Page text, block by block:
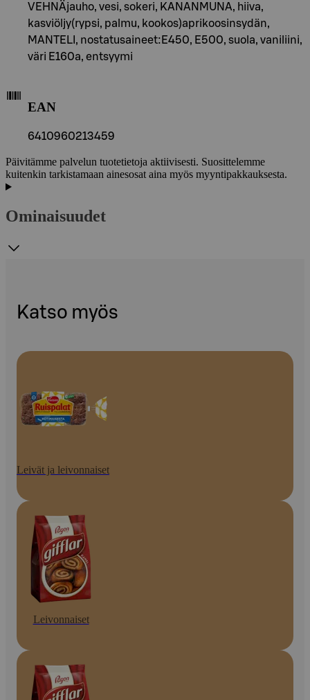
VEHNÄjauho, vesi, sokeri, KANANMUNA, hiiva,
kasviöljy(rypsi, palmu, kookos)aprikoosinsydän,
MANTELI, nostatusaineet:E450, E500, suola, vaniliini,
väri E160a, entsyymi
EAN
6410960213459
Päivitämme palvelun tuotetietoja aktiivisesti. Suosittelemme
kuitenkin tarkistamaan ainesosat aina myös myyntipakkauksesta.
Ominaisuudet
Katso myös
Leivät ja leivonnaiset
Leivonnaiset